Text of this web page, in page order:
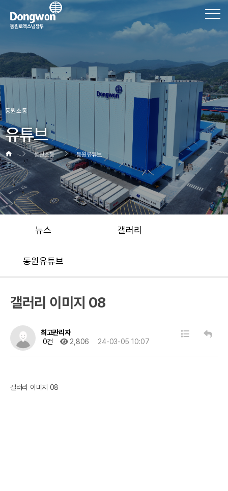
동원소통
유튜브
동원소통 동원유튜브
뉴스 갤러리
동원유튜브
갤러리 이미지 08
최고관리자
0건
2,806 24-03-05 10:07
갤러리 이미지 08